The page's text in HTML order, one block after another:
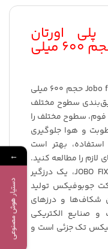
اورتان
جوبوفیکس Jobo fix حجم 600 میلی
اسپری فوم پلی اورتان جوبوفیکس Jobo fix حجم 600 میلی
سطوح مختلف
سطوح مختلف را
و هوا جلوگیری
بهتر است
را مطالعه کنید.
اسپری فوم پلی‌اورتان جوبوفیکس JOBO FIX، یک درزگیر
جوبوفیکس تولید
شکاف‌ها و درزهای
و صنایع الکتریکی
تک جزئی است و
←
دستیار هوش مصنوعی